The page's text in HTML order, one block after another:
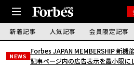
新着記事 人気記事 会員限定記事
NEWS
Forbes JAPAN MEMBERSHIP 新機能
記事ページ内の広告表示を最小限に